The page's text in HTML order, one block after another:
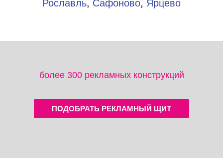
Рославль, Сафоново, Ярцево
более 300 рекламных конструкций
ПОДОБРАТЬ РЕКЛАМНЫЙ ЩИТ